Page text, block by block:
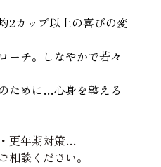
2カップ以上の喜びの変
ーチ。しなやかで若々
ために…心身を整える
更年期対策…
相談ください。